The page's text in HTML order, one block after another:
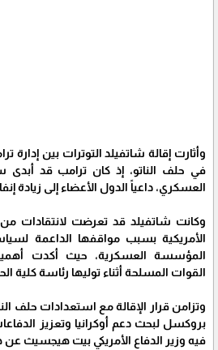
وأثارت إقالة شاتفيلد التوترات بين إدارة
في حلف الناتو، إذ كان ترامب قد أبدى
العسكري، داعياً الدول الأعضاء إلى زيادة
وكانت شاتفيلد قد تعرضت لانتقادات
الأمريكية بسبب مواقفها الداعمة
المؤسسة العسكرية، حيث أكدت أهمية
القوات المسلحة أثناء توليها رئاسة كلية
وتزامن قرار الإقالة مع استعدادات حلف
بروكسل لبحث دعم أوكرانيا وتعزيز
فيه وزير الدفاع الأمريكي بيت هيجسيث عن